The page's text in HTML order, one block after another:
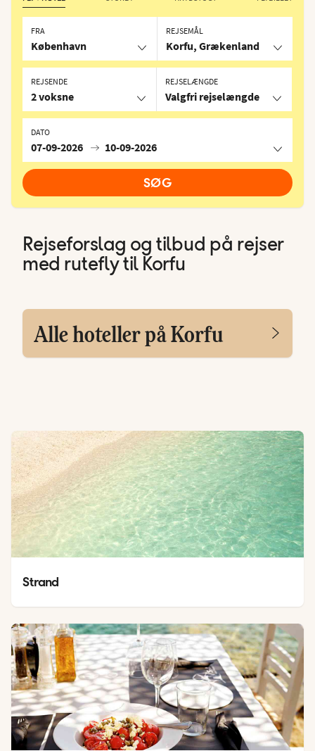
FRA
København
REJSEMÅL
Korfu, Grækenland
REJSELÆNGDE
Valgfri rejselængde
DATO
07-09-2026 10-09-2026
REJSENDE
2 voksne
SØG
Rejseforslag og tilbud på rejser
med rutefly til Korfu
Alle hoteller på Korfu
Strand